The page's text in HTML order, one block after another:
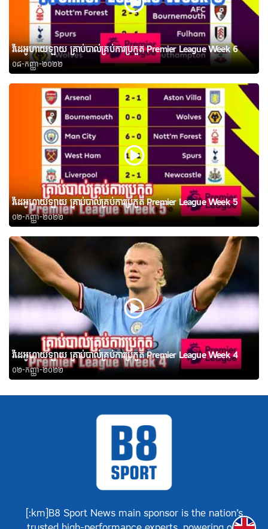
វីដេអូហាយឡាយ គ្រាប់បាល់គ្រប់ការប្រកួត Premier League Week 6
០៨-កញ្ញា-២០២២
វីដេអូហាយឡាយ គ្រាប់បាល់គ្រប់ការប្រកួត Premier League Week 5
០២-កញ្ញា-២០២២
វីដេអូហាយឡាយ គ្រាប់បាល់គ្រប់ការប្រកួត Premier League Week 4
០២-កញ្ញា-២០២២
[:km]B8 Sport News main sponsor is the nation’s